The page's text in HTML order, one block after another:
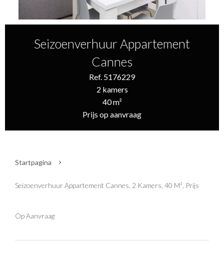
Seizoenverhuur Appartement
Cannes
Ref. 5176229
2 kamers
40 m²
Prijs op aanvraag
Startpagina
Seizoenverhuur Appartement Cannes, 2 Kamers, 40 M², Prijs
Op Aanvraag